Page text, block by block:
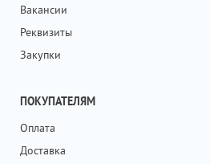
Вакансии
Реквизиты
Закупки
ПОКУПАТЕЛЯМ
Оплата
Доставка